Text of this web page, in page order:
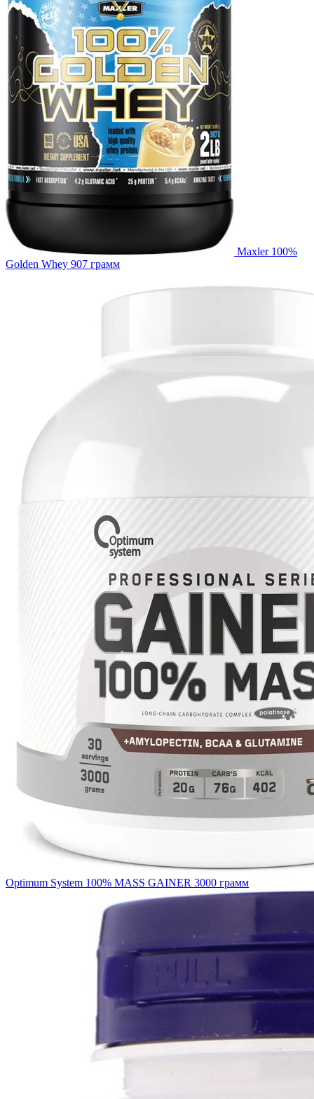
Maxler 100%
Golden Whey 907 грамм
Optimum System 100% MASS GAINER 3000 грамм